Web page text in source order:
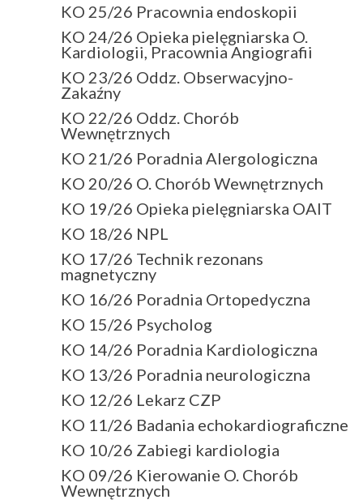
KO 25/26 Pracownia endoskopii
KO 24/26 Opieka pielęgniarska O.
Kardiologii, Pracownia Angiografii
KO 23/26 Oddz. Obserwacyjno-
Zakaźny
KO 22/26 Oddz. Chorób
Wewnętrznych
KO 21/26 Poradnia Alergologiczna
KO 20/26 O. Chorób Wewnętrznych
KO 19/26 Opieka pielęgniarska OAIT
KO 18/26 NPL
KO 17/26 Technik rezonans
magnetyczny
KO 16/26 Poradnia Ortopedyczna
KO 15/26 Psycholog
KO 14/26 Poradnia Kardiologiczna
KO 13/26 Poradnia neurologiczna
KO 12/26 Lekarz CZP
KO 11/26 Badania echokardiograficzne
KO 10/26 Zabiegi kardiologia
KO 09/26 Kierowanie O. Chorób
Wewnętrznych